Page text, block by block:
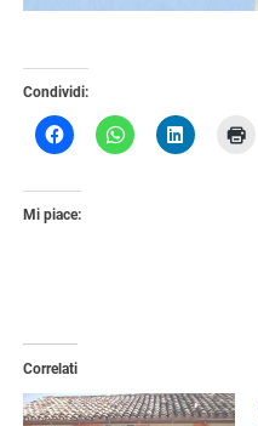
Condividi:
Mi piace:
Correlati